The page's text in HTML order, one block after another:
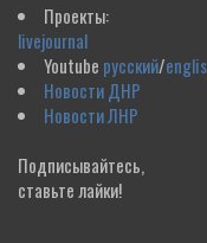
Проекты:
livejournal
Youtube русский/
Новости ДНР
Новости ЛНР
Подписывайтесь,
ставьте лайки!